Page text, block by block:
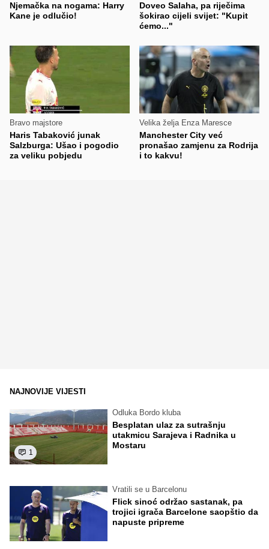
Njemačka na nogama: Harry
Kane je odlučio!
Doveo Salaha, pa riječima
šokirao cijeli svijet: "Kupit
ćemo..."
Bravo majstore
Haris Tabaković junak
Salzburga: Ušao i pogodio
za veliku pobjedu
Velika želja Enza Maresce
Manchester City već
pronašao zamjenu za Rodrija
i to kakvu!
NAJNOVIJE VIJESTI
1
Odluka Bordo kluba
Besplatan ulaz za sutrašnju
utakmicu Sarajeva i Radnika u
Mostaru
Vratili se u Barcelonu
Flick sinoć održao sastanak, pa
trojici igrača Barcelone saopštio da
napuste pripreme